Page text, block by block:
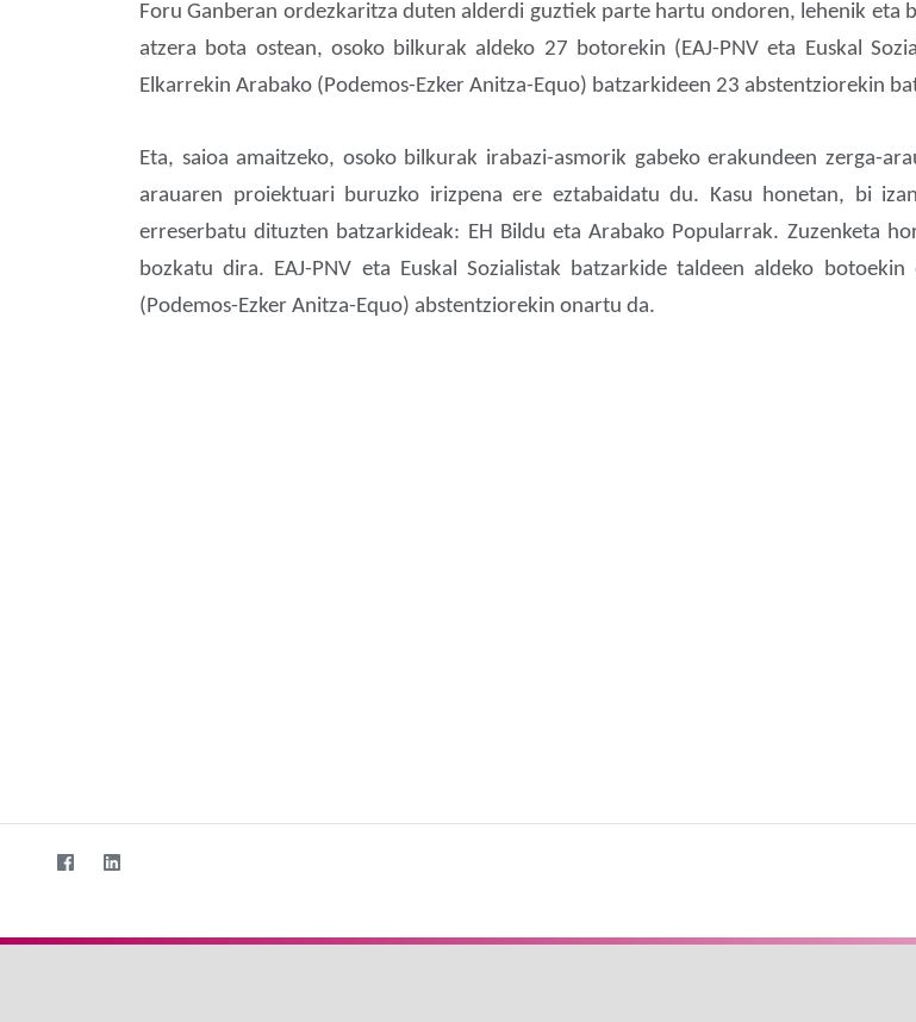
Foru Ganberan ordezkaritza duten alderdi guztiek parte hartu ondoren, lehenik eta
atzera bota ostean, osoko bilkurak aldeko 27 botorekin (EAJ-PNV eta Euskal
Elkarrekin Arabako (Podemos-Ezker Anitza-Equo) batzarkideen 23 abstentziorekin
Eta, saioa amaitzeko, osoko bilkurak irabazi-asmorik gabeko erakundeen zerga-
arauaren proiektuari buruzko irizpena ere eztabaidatu du. Kasu honetan, bi
erreserbatu dituzten batzarkideak: EH Bildu eta Arabako Popularrak. Zuzenketa
bozkatu dira. EAJ-PNV eta Euskal Sozialistak batzarkide taldeen aldeko
(Podemos-Ezker Anitza-Equo) abstentziorekin onartu da.